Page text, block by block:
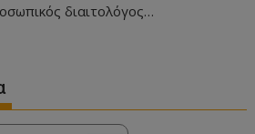
διαιτολόγος…